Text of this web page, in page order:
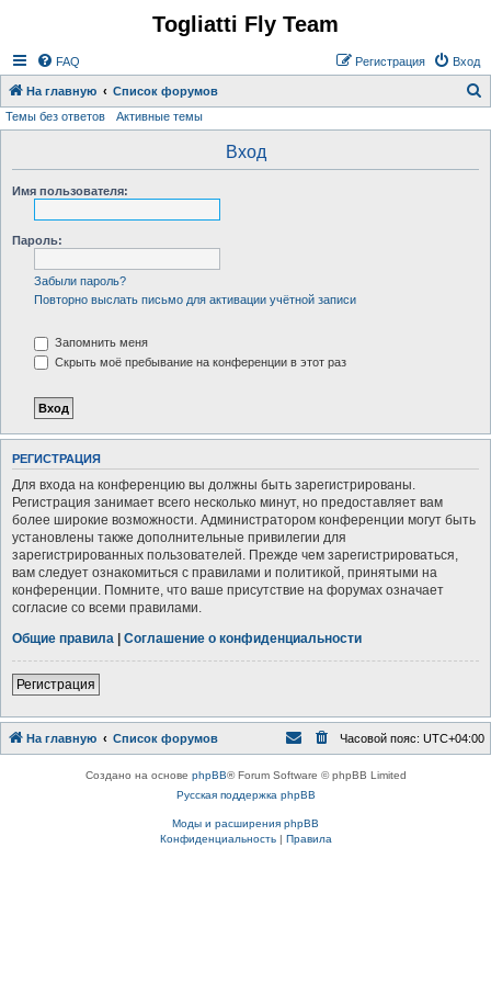
Togliatti Fly Team
FAQ Вход
Регистрация
На главную Список форумов
Темы без ответов Активные темы
Вход
Имя пользователя:
Пароль:
Забыли пароль?
Повторно выслать письмо для активации учётной записи
Запомнить меня
Скрыть моё пребывание на конференции в этот раз
РЕГИСТРАЦИЯ
Для входа на конференцию вы должны быть зарегистрированы.
Регистрация занимает всего несколько минут, но предоставляет вам
более широкие возможности. Администратором конференции могут быть
установлены также дополнительные привилегии для
зарегистрированных пользователей. Прежде чем зарегистрироваться,
вам следует ознакомиться с правилами и политикой, принятыми на
конференции. Помните, что ваше присутствие на форумах означает
согласие со всеми правилами.
Общие правила | Соглашение о конфиденциальности
Регистрация
На главную Список форумов Часовой пояс: UTC+04:00
Создано на основе phpBB® Forum Software © phpBB Limited
Русская поддержка phpBB
Моды и расширения phpBB
Конфиденциальность| Правила